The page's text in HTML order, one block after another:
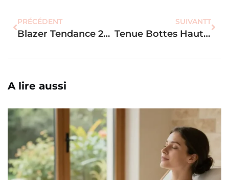
PRÉCÉDENT
Blazer Tendance 2025 : L’indispensable Pour Silhouettes, Couleurs Et Matières
SUIVANTT
Tenue Bottes Hautes : Le Look Parfait Pour Chaque Occasion ?
A lire aussi